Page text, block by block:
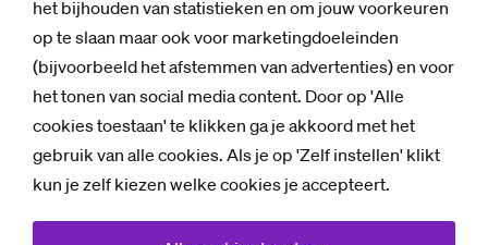
het bijhouden van statistieken en om jouw voorkeuren
op te slaan maar ook voor marketingdoeleinden
(bijvoorbeeld het afstemmen van advertenties) en voor
het tonen van social media content. Door op 'Alle
cookies toestaan' te klikken ga je akkoord met het
gebruik van alle cookies. Als je op 'Zelf instellen' klikt
kun je zelf kiezen welke cookies je accepteert.